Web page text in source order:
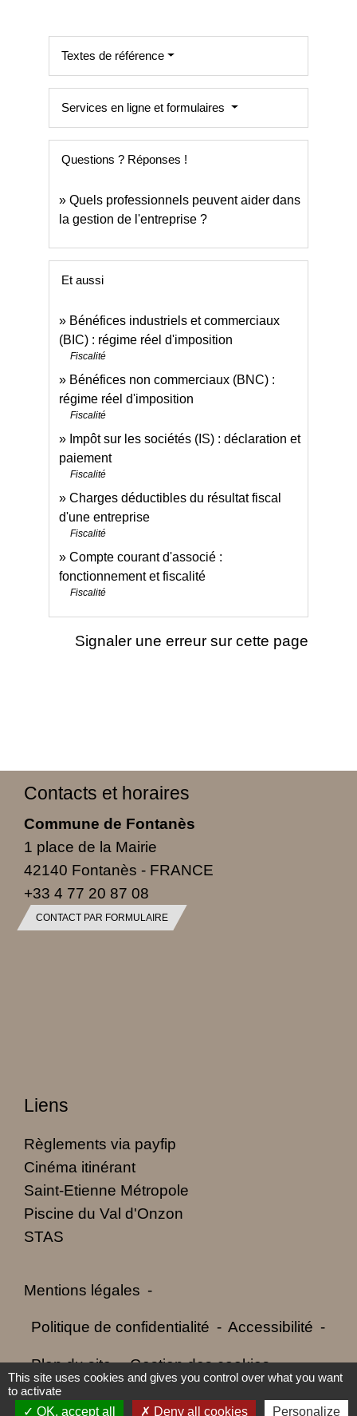
Textes de référence
Services en ligne et formulaires
Questions ? Réponses !
Quels professionnels peuvent aider dans
la gestion de l'entreprise ?
Et aussi
Bénéfices industriels et commerciaux
(BIC) : régime réel d'imposition
Fiscalité
Bénéfices non commerciaux (BNC) :
régime réel d'imposition
Fiscalité
Impôt sur les sociétés (IS) : déclaration et
paiement
Fiscalité
Charges déductibles du résultat fiscal
d'une entreprise
Fiscalité
Compte courant d'associé :
fonctionnement et fiscalité
Fiscalité
Signaler une erreur sur cette page
Contacts et horaires
Commune de Fontanès
1 place de la Mairie
42140 Fontanès - FRANCE
+33 4 77 20 87 08
CONTACT PAR FORMULAIRE
Liens
Règlements via payfip
Cinéma itinérant
Saint-Etienne Métropole
Piscine du Val d'Onzon
STAS
Mentions légales -
Politique de confidentialité - Accessibilité -
Plan du site - Gestion des cookies
This site uses cookies and gives you control over what you want
to activate
OK, accept all
Deny all cookies Personalize